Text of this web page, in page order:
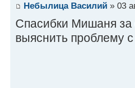
Небылица Василий » 03
Спасибки Мишаня за
выяснить проблему